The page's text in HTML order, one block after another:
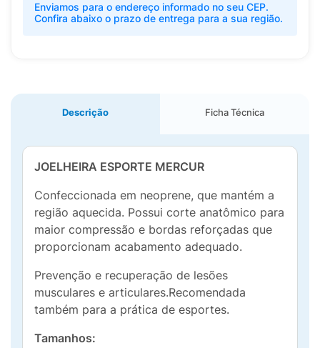
Enviamos para o endereço informado no seu CEP.
Confira abaixo o prazo de entrega para a sua região.
Descrição Ficha Técnica
JOELHEIRA ESPORTE MERCUR
Confeccionada em neoprene, que mantém a
região aquecida. Possui corte anatômico para
maior compressão e bordas reforçadas que
proporcionam acabamento adequado.
Prevenção e recuperação de lesões
musculares e articulares.Recomendada
também para a prática de esportes.
Tamanhos: